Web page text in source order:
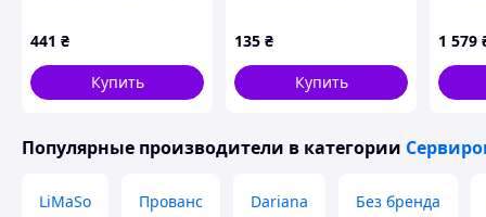
Телефонуйте
Як придбати Товар в інтернет
прямоугольная
Черный HP-35-19B D8
441 ₴
Купить
45 см, 90% полиэстер,
10% хлопок (ART06LV)
g
135 ₴
Купить
(100
1 579
Популярные производители в категории
LiMaSo Прованс Dariana Без бренда